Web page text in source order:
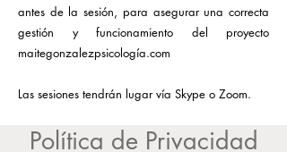
antes de la sesión, para asegurar una correcta
gestión y funcionamiento del proyecto
maitegonzalezpsicología.com
Las sesiones tendrán lugar vía Skype o Zoom.
Política de Privacidad